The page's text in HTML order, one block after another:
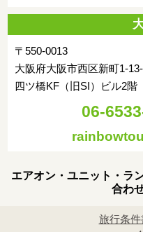
〒550-0013
大阪府大阪市西区新町1-
四ツ橋KF（旧SI）ビル2階
06-
エアオン・ユニット・ラ
合わ
旅行条